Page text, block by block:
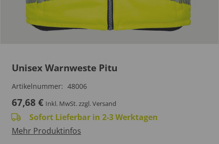
Unisex Warnweste Pitu
Artikelnummer: 48006
67,68 € Inkl. MwSt.zzgl. Versand
Sofort Lieferbar in 2-3 Werktagen
Mehr Produktinfos